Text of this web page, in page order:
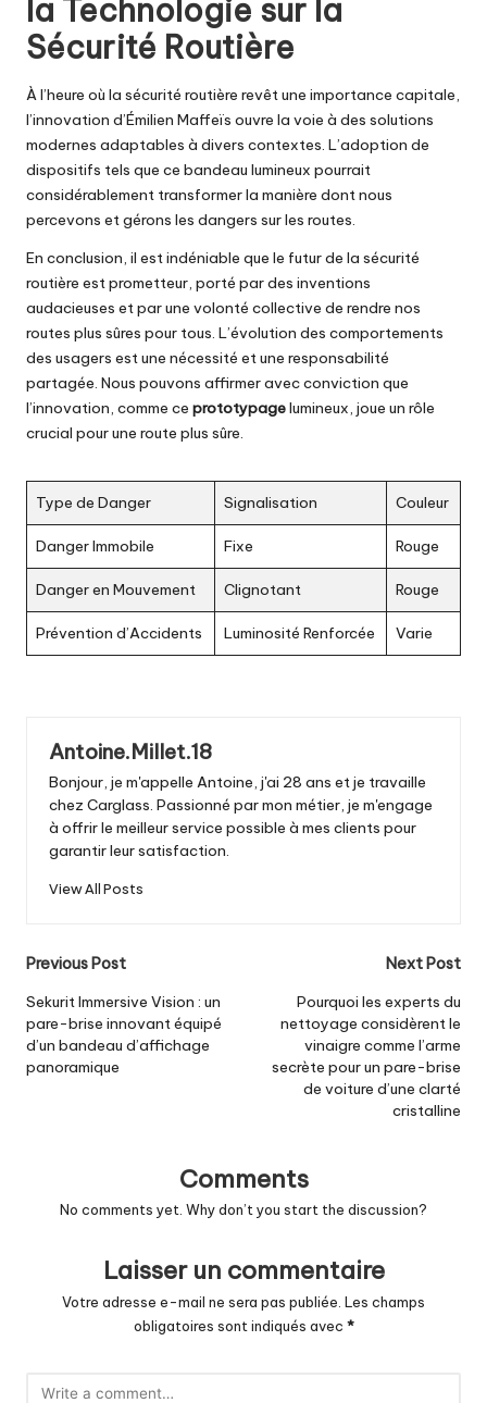
la Technologie sur la
Sécurité Routière
À l’heure où la sécurité routière revêt une importance capitale,
l’innovation d’Émilien Maffeïs ouvre la voie à des solutions
modernes adaptables à divers contextes. L’adoption de
dispositifs tels que ce bandeau lumineux pourrait
considérablement transformer la manière dont nous
percevons et gérons les dangers sur les routes.
En conclusion, il est indéniable que le futur de la sécurité
routière est prometteur, porté par des inventions
audacieuses et par une volonté collective de rendre nos
routes plus sûres pour tous. L’évolution des comportements
des usagers est une nécessité et une responsabilité
partagée. Nous pouvons affirmer avec conviction que
l’innovation, comme ce prototypagelumineux, joue un rôle
crucial pour une route plus sûre.
Type de Danger Signalisation Couleur
Danger Immobile Fixe Rouge
Danger en Mouvement Clignotant Rouge
Prévention d’Accidents Luminosité Renforcée Varie
Antoine.Millet.18
Bonjour, je m'appelle Antoine, j'ai 28 ans et je travaille
chez Carglass. Passionné par mon métier, je m'engage
à offrir le meilleur service possible à mes clients pour
garantir leur satisfaction.
View All Posts
Post
navigation
Previous Post
Sekurit Immersive Vision : un
pare-brise innovant équipé
d’un bandeau d’affichage
panoramique
Next Post
Pourquoi les experts du
nettoyage considèrent le
vinaigre comme l’arme
secrète pour un pare-brise
de voiture d’une clarté
cristalline
Comments
No comments yet. Why don’t you start the discussion?
Laisser un commentaire
Votre adresse e-mail ne sera pas publiée. Les champs
obligatoires sont indiqués avec *